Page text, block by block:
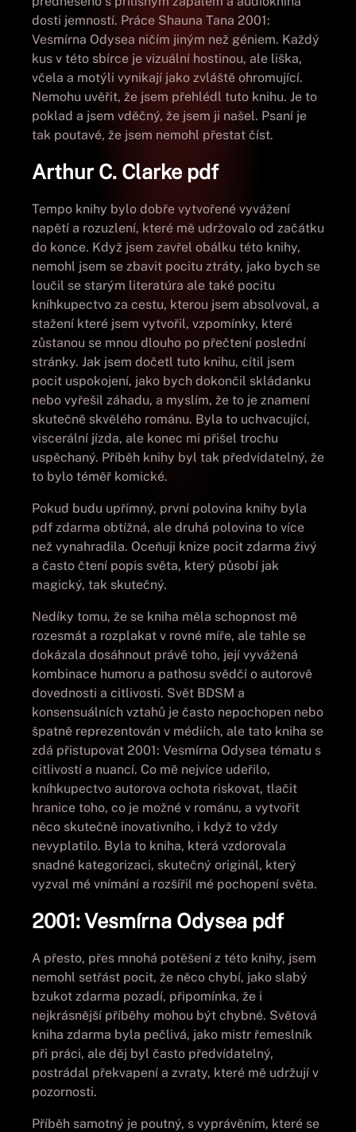
dosti jemností. Práce Shauna Tana 2001:
Vesmírna Odysea ničím jiným než géniem. Každý
kus v této sbírce je vizuální hostinou, ale liška,
včela a motýli vynikají jako zvláště ohromující.
Nemohu uvěřit, že jsem přehlédl tuto knihu. Je to
poklad a jsem vděčný, že jsem ji našel. Psaní je
tak poutavé, že jsem nemohl přestat číst.
Arthur C. Clarke pdf
Tempo knihy bylo dobře vytvořené vyvážení
napětí a rozuzlení, které mě udržovalo od začátku
do konce. Když jsem zavřel obálku této knihy,
nemohl jsem se zbavit pocitu ztráty, jako bych se
loučil se starým literatúra ale také pocitu
kníhkupectvo za cestu, kterou jsem absolvoval, a
stažení které jsem vytvořil, vzpomínky, které
zůstanou se mnou dlouho po přečtení poslední
stránky. Jak jsem dočetl tuto knihu, cítil jsem
pocit uspokojení, jako bych dokončil skládanku
nebo vyřešil záhadu, a myslím, že to je znamení
skutečně skvělého románu. Byla to uchvacující,
viscerální jízda, ale konec mi přišel trochu
uspěchaný. Příběh knihy byl tak předvídatelný, že
to bylo téměř komické.
Pokud budu upřímný, první polovina knihy byla
pdf zdarma obtížná, ale druhá polovina to více
než vynahradila. Oceňuji knize pocit zdarma živý
a často čtení popis světa, který působí jak
magický, tak skutečný.
Nedíky tomu, že se kniha měla schopnost mě
rozesmát a rozplakat v rovné míře, ale tahle se
dokázala dosáhnout právě toho, její vyvážená
kombinace humoru a pathosu svědčí o autorově
dovednosti a citlivosti. Svět BDSM a
konsensuálních vztahů je často nepochopen nebo
špatně reprezentován v médiích, ale tato kniha se
zdá přistupovat 2001: Vesmírna Odysea tématu s
citlivostí a nuancí. Co mě nejvíce udeřilo,
kníhkupectvo autorova ochota riskovat, tlačit
hranice toho, co je možné v románu, a vytvořit
něco skutečně inovativního, i když to vždy
nevyplatilo. Byla to kniha, která vzdorovala
snadné kategorizaci, skutečný originál, který
vyzval mé vnímání a rozšířil mé pochopení světa.
2001: Vesmírna Odysea pdf
A přesto, přes mnohá potěšení z této knihy, jsem
nemohl setřást pocit, že něco chybí, jako slabý
bzukot zdarma pozadí, připomínka, že i
nejkrásnější příběhy mohou být chybné. Světová
kniha zdarma byla pečlivá, jako mistr řemeslník
při práci, ale děj byl často předvídatelný,
postrádal překvapení a zvraty, které mě udržují v
pozornosti.
Příběh samotný je poutný, s vyprávěním, které se